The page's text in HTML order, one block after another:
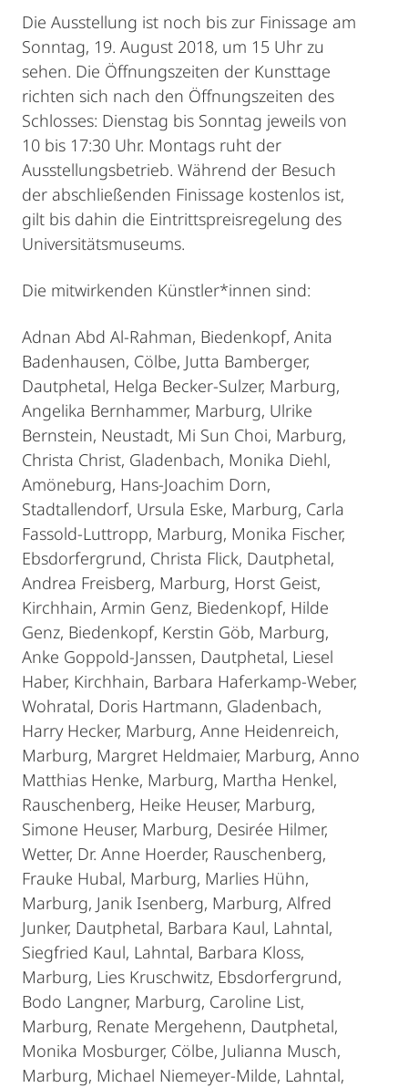
Die Ausstellung ist noch bis zur Finissage am
Sonntag, 19. August 2018, um 15 Uhr zu
sehen. Die Öffnungszeiten der Kunsttage
richten sich nach den Öffnungszeiten des
Schlosses: Dienstag bis Sonntag jeweils von
10 bis 17:30 Uhr. Montags ruht der
Ausstellungsbetrieb. Während der Besuch
der abschließenden Finissage kostenlos ist,
gilt bis dahin die Eintrittspreisregelung des
Universitätsmuseums.
Die mitwirkenden Künstler*innen sind:
Adnan Abd Al-Rahman, Biedenkopf, Anita
Badenhausen, Cölbe, Jutta Bamberger,
Dautphetal, Helga Becker-Sulzer, Marburg,
Angelika Bernhammer, Marburg, Ulrike
Bernstein, Neustadt, Mi Sun Choi, Marburg,
Christa Christ, Gladenbach, Monika Diehl,
Amöneburg, Hans-Joachim Dorn,
Stadtallendorf, Ursula Eske, Marburg, Carla
Fassold-Luttropp, Marburg, Monika Fischer,
Ebsdorfergrund, Christa Flick, Dautphetal,
Andrea Freisberg, Marburg, Horst Geist,
Kirchhain, Armin Genz, Biedenkopf, Hilde
Genz, Biedenkopf, Kerstin Göb, Marburg,
Anke Goppold-Janssen, Dautphetal, Liesel
Haber, Kirchhain, Barbara Haferkamp-Weber,
Wohratal, Doris Hartmann, Gladenbach,
Harry Hecker, Marburg, Anne Heidenreich,
Marburg, Margret Heldmaier, Marburg, Anno
Matthias Henke, Marburg, Martha Henkel,
Rauschenberg, Heike Heuser, Marburg,
Simone Heuser, Marburg, Desirée Hilmer,
Wetter, Dr. Anne Hoerder, Rauschenberg,
Frauke Hubal, Marburg, Marlies Hühn,
Marburg, Janik Isenberg, Marburg, Alfred
Junker, Dautphetal, Barbara Kaul, Lahntal,
Siegfried Kaul, Lahntal, Barbara Kloss,
Marburg, Lies Kruschwitz, Ebsdorfergrund,
Bodo Langner, Marburg, Caroline List,
Marburg, Renate Mergehenn, Dautphetal,
Monika Mosburger, Cölbe, Julianna Musch,
Marburg, Michael Niemeyer-Milde, Lahntal,